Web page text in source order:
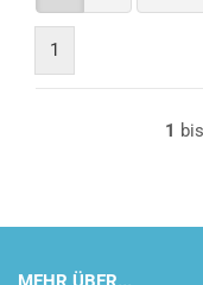
1
1 bis